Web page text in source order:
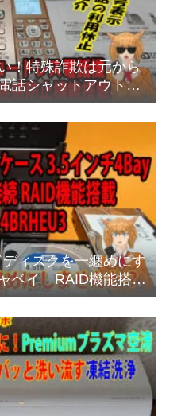
！特殊詐欺は元から
話シャットアウト方
ィスクを一纏めにす
ベイ RAID機能搭載